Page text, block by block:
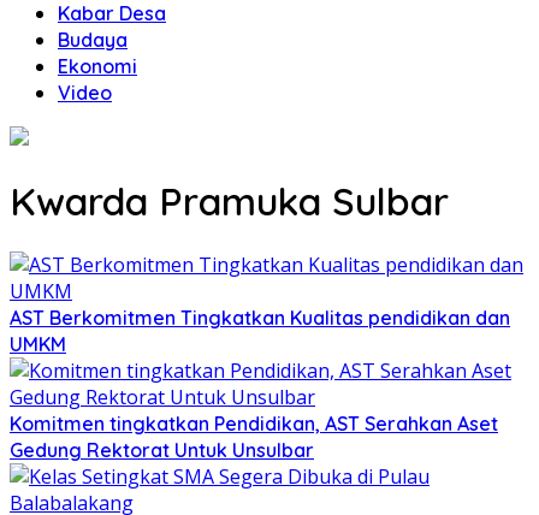
Kabar Desa
Budaya
Ekonomi
Video
Kwarda Pramuka Sulbar
AST Berkomitmen Tingkatkan Kualitas pendidikan dan
UMKM
Komitmen tingkatkan Pendidikan, AST Serahkan Aset
Gedung Rektorat Untuk Unsulbar